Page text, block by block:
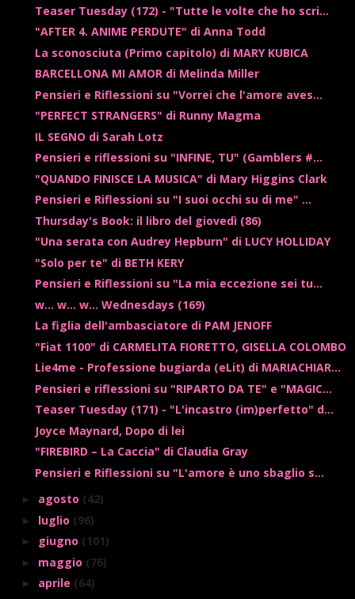
Teaser Tuesday (172) - "Tutte le volte che ho scri...
"AFTER 4. ANIME PERDUTE" di Anna Todd
La sconosciuta (Primo capitolo) di MARY KUBICA
BARCELLONA MI AMOR di Melinda Miller
Pensieri e Riflessioni su "Vorrei che l'amore aves...
"PERFECT STRANGERS" di Runny Magma
IL SEGNO di Sarah Lotz
Pensieri e riflessioni su "INFINE, TU" (Gamblers #...
"QUANDO FINISCE LA MUSICA" di Mary Higgins Clark
Pensieri e Riflessioni su "I suoi occhi su di me" ...
Thursday's Book: il libro del giovedì (86)
"Una serata con Audrey Hepburn" di LUCY HOLLIDAY
"Solo per te" di BETH KERY
Pensieri e Riflessioni su "La mia eccezione sei tu...
w... w... w... Wednesdays (169)
La figlia dell'ambasciatore di PAM JENOFF
"Fiat 1100" di CARMELITA FIORETTO, GISELLA COLOMBO
Lie4me - Professione bugiarda (eLit) di MARIACHIAR...
Pensieri e riflessioni su "RIPARTO DA TE" e "MAGIC...
Teaser Tuesday (171) - "L'incastro (im)perfetto" d...
Joyce Maynard, Dopo di lei
"FIREBIRD – La Caccia" di Claudia Gray
Pensieri e Riflessioni su "L'amore è uno sbaglio s...
► agosto (42)
► luglio (96)
► giugno (101)
► maggio (76)
► aprile (64)